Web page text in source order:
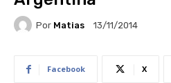
Por Matias 13/11/2014
Facebook X